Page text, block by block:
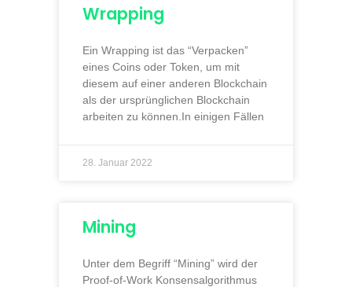
Wrapping
Ein Wrapping ist das “Verpacken”
eines Coins oder Token, um mit
diesem auf einer anderen Blockchain
als der ursprünglichen Blockchain
arbeiten zu können.In einigen Fällen
28. Januar 2022
Mining
Unter dem Begriff “Mining” wird der
Proof-of-Work Konsensalgorithmus